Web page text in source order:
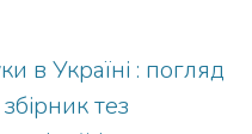
в Україні : погляд
тез